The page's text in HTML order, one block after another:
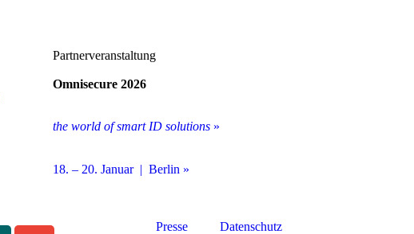
Partnerveranstaltung
Omnisecure 2026
the world of smart ID solutions»
18. – 20. Januar | Berlin »
Presse Datenschutz